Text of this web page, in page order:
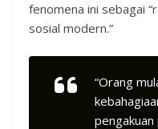
fenomena ini sebagai
sosial modern.”
“Orang
pengakuan